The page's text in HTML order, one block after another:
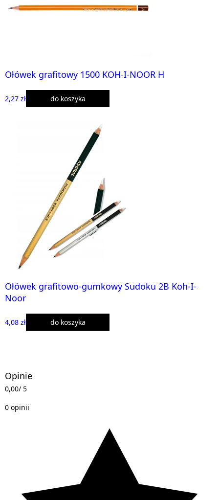
Ołówek grafitowy 1500 KOH-I-NOOR H
2,27 zł do koszyka
Ołówek grafitowo-gumkowy Sudoku 2B Koh-I-
Noor
4,08 zł do koszyka
Opinie
0,00/ 5
0 opinii